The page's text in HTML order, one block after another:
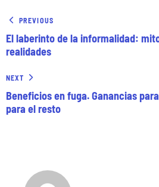
PREVIOUS
El laberinto de la informalidad:
realidades
NEXT
Beneficios en fuga. Ganancias
para el resto